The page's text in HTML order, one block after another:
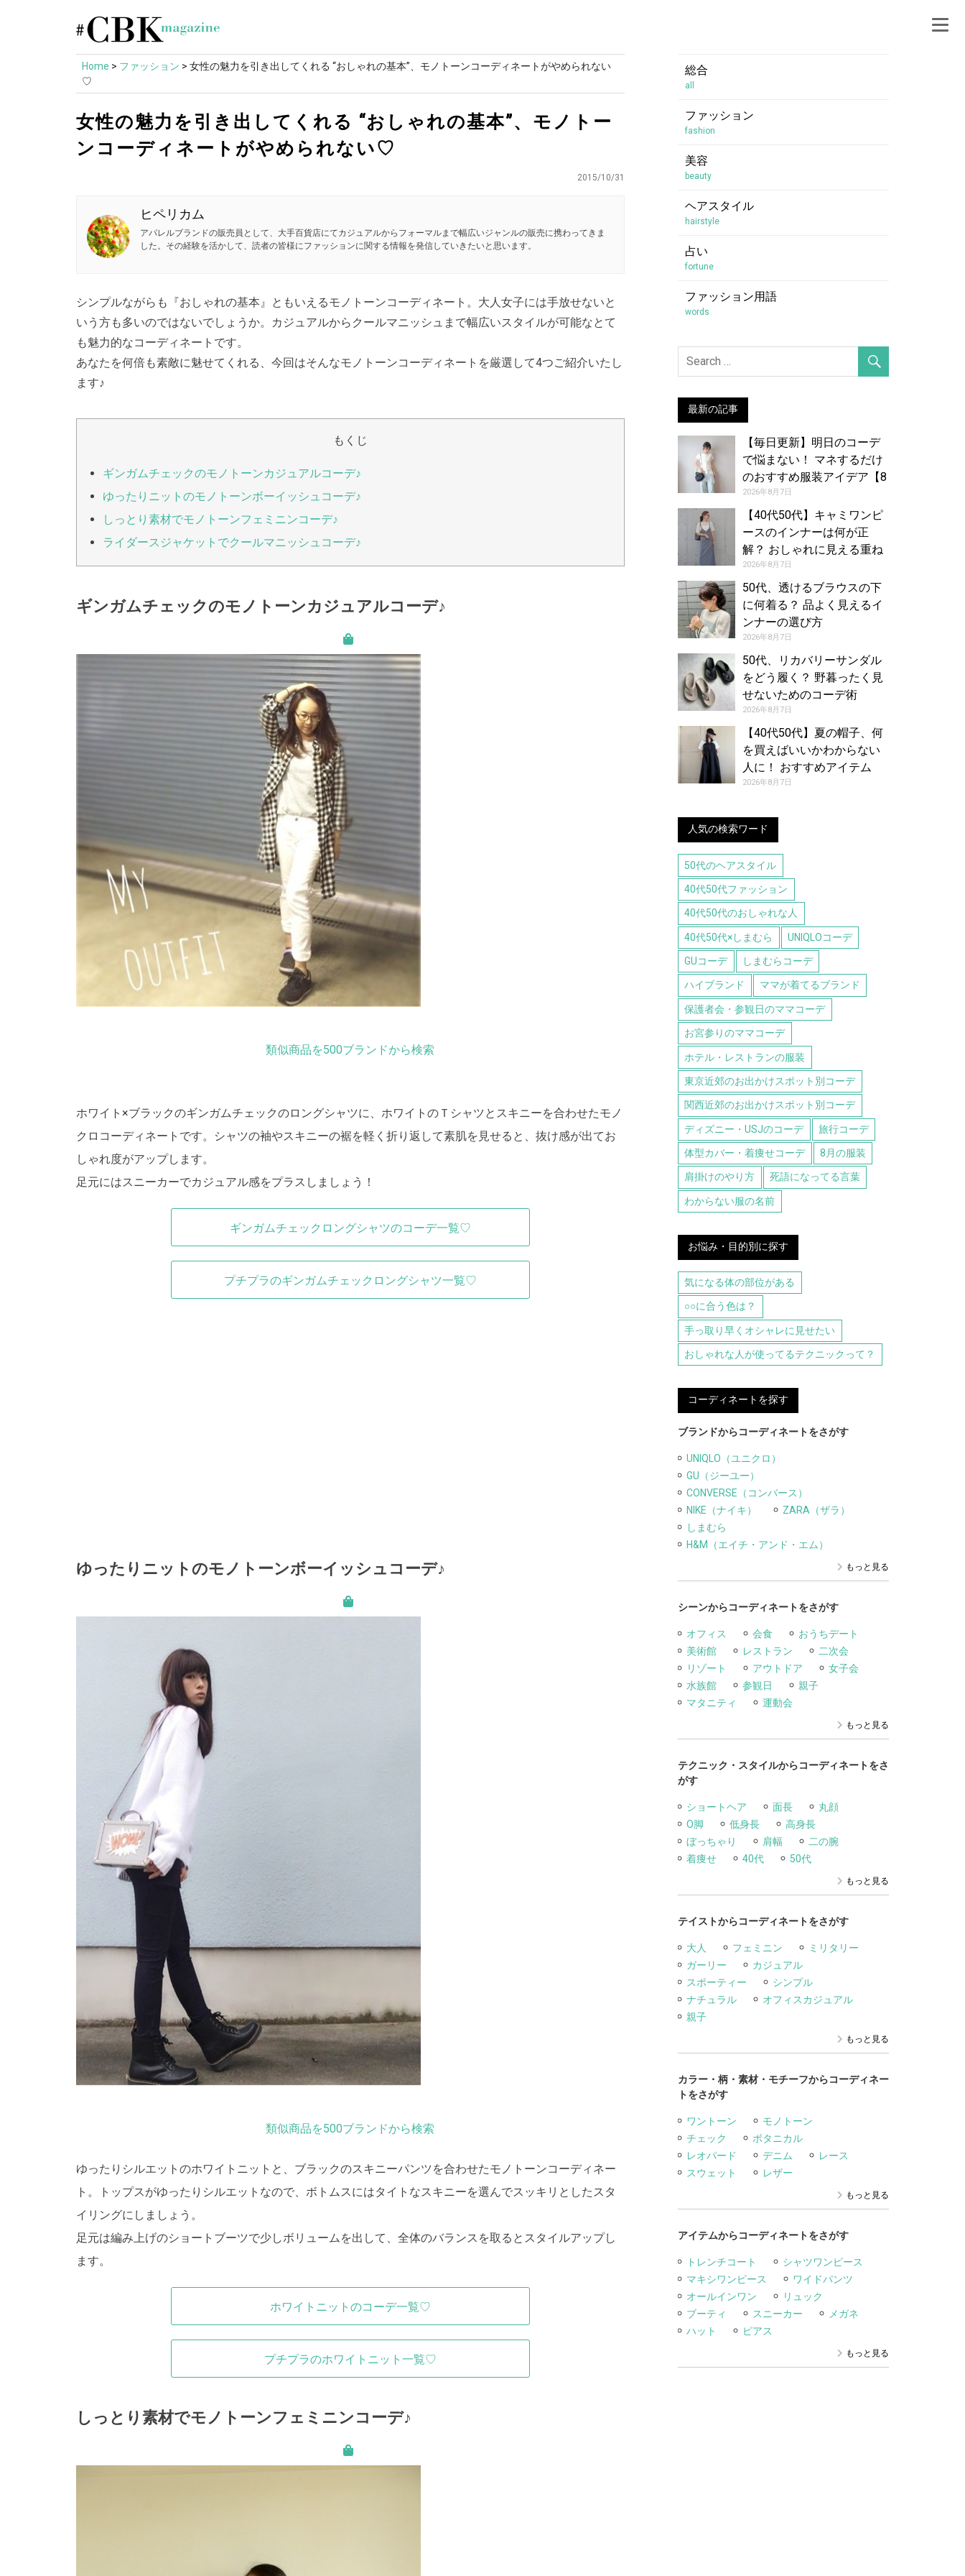
content
Home > ファッション >女性の魅力を引き出してくれる “おしゃれの基本”、モノトーンコーディネートがやめられない
♡
女性の魅力を引き出してくれる “おしゃれの基本”、モノトー
ンコーディネートがやめられない♡
2015/10/31
ヒペリカム
アパレルブランドの販売員として、大手百貨店にてカジュアルからフォーマルまで幅広いジャンルの販売に携わってきま
した。その経験を活かして、読者の皆様にファッションに関する情報を発信していきたいと思います。
シンプルながらも『おしゃれの基本』ともいえるモノトーンコーディネート。大人女子には手放せないと
いう方も多いのではないでしょうか。カジュアルからクールマニッシュまで幅広いスタイルが可能なとて
も魅力的なコーディネートです。
あなたを何倍も素敵に魅せてくれる、今回はそんなモノトーンコーディネートを厳選して4つご紹介いたし
ます♪
もくじ
ギンガムチェックのモノトーンカジュアルコーデ♪
ゆったりニットのモノトーンボーイッシュコーデ♪
しっとり素材でモノトーンフェミニンコーデ♪
ライダースジャケットでクールマニッシュコーデ♪
ギンガムチェックのモノトーンカジュアルコーデ♪
類似商品を500ブランドから検索
ホワイト×ブラックのギンガムチェックのロングシャツに、ホワイトのＴシャツとスキニーを合わせたモノ
クロコーディネートです。シャツの袖やスキニーの裾を軽く折り返して素肌を見せると、抜け感が出てお
しゃれ度がアップします。
足元にはスニーカーでカジュアル感をプラスしましょう！
ギンガムチェックロングシャツのコーデ一覧♡
プチプラのギンガムチェックロングシャツ一覧♡
ゆったりニットのモノトーンボーイッシュコーデ♪
類似商品を500ブランドから検索
ゆったりシルエットのホワイトニットと、ブラックのスキニーパンツを合わせたモノトーンコーディネー
ト。トップスがゆったりシルエットなので、ボトムスにはタイトなスキニーを選んでスッキリとしたスタ
イリングにしましょう。
足元は編み上げのショートブーツで少しボリュームを出して、全体のバランスを取るとスタイルアップし
ます。
ホワイトニットのコーデ一覧♡
プチプラのホワイトニット一覧♡
しっとり素材でモノトーンフェミニンコーデ♪
総合
all
ファッション
fashion
美容
beauty
ヘアスタイル
hairstyle
占い
fortune
ファッション用語
words
最新の記事
【毎日更新】明日のコーデ
で悩まない！ マネするだけ
のおすすめ服装アイデア【8
月8日夏】
2026年8月7日
【40代50代】キャミワンピ
ースのインナーは何が正
解？ おしゃれに見える重ね
着コーデカタログ
2026年8月7日
50代、透けるブラウスの下
に何着る？ 品よく見えるイ
ンナーの選び方
2026年8月7日
50代、リカバリーサンダル
をどう履く？ 野暮ったく見
せないためのコーデ術
2026年8月7日
【40代50代】夏の帽子、何
を買えばいいかわからない
人に！ おすすめアイテム
（8/7号）
2026年8月7日
人気の検索ワード
50代のヘアスタイル
40代50代ファッション
40代50代のおしゃれな人
40代50代×しまむら UNIQLOコーデ
GUコーデ しまむらコーデ
ハイブランド ママが着てるブランド
保護者会・参観日のママコーデ
お宮参りのママコーデ
ホテル・レストランの服装
東京近郊のお出かけスポット別コーデ
関西近郊のお出かけスポット別コーデ
ディズニー・USJのコーデ 旅行コーデ
体型カバー・着痩せコーデ 8月の服装
肩掛けのやり方 死語になってる言葉
わからない服の名前
お悩み・目的別に探す
気になる体の部位がある
○○に合う色は？
手っ取り早くオシャレに見せたい
おしゃれな人が使ってるテクニックって？
コーディネートを探す
ブランドからコーディネートをさがす
UNIQLO（ユニクロ）
GU（ジーユー）
CONVERSE（コンバース）
NIKE（ナイキ）
ZARA（ザラ）
しまむら
H&M（エイチ・アンド・エム）
もっと見る
シーンからコーディネートをさがす
オフィス 会食
おうちデート
美術館
レストラン
二次会
リゾート
アウトドア
女子会
水族館
参観日
親子
マタニティ
運動会
もっと見る
テクニック・スタイルからコーディネートをさ
がす
ショートヘア 面長
丸顔
O脚
低身長
高身長
ぼっちゃり
肩幅
二の腕
着痩せ
40代 50代
もっと見る
テイストからコーディネートをさがす
大人 フェミニン
ミリタリー
ガーリー
カジュアル
スポーティー
シンプル
ナチュラル
オフィスカジュアル
親子
もっと見る
カラー・柄・素材・モチーフからコーディネー
トをさがす
ワントーン
モノトーン
チェック
ボタニカル
レオパード
デニム
レース
スウェット
レザー
もっと見る
アイテムからコーディネートをさがす
トレンチコート
シャツワンピース
マキシワンピース
ワイドパンツ
オールインワン
リュック
ブーティ
スニーカー
メガネ
ハット
ピアス
もっと見る